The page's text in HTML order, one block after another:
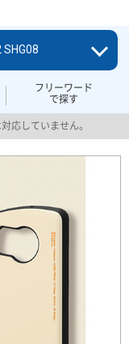
フリーワード
で探す
SHG08
応していません。